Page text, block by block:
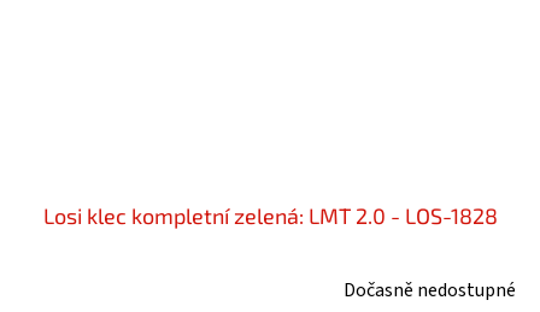
Losi klec kompletní zelená: LMT 2.0 - LOS-1828
Dočasně nedostupné